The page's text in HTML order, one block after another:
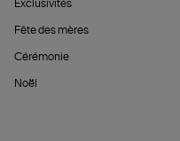
Exclusivités
Fête des mères
Cérémonie
Noël